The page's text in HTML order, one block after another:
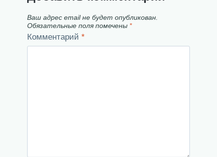
Ваш адрес email не будет опубликован.
Обязательные поля помечены *
Комментарий *